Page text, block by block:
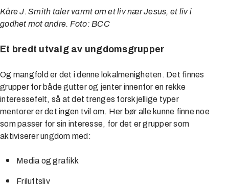
Kåre J. Smith taler varmt om et liv nær Jesus, et liv i
godhet mot andre. Foto: BCC
Et bredt utvalg av ungdomsgrupper
Og mangfold er det i denne lokalmenigheten. Det finnes
grupper for både gutter og jenter innenfor en rekke
interessefelt, så at det trenges forskjellige typer
mentorer er det ingen tvil om. Her bør alle kunne finne noe
som passer for sin interesse, for det er grupper som
aktiviserer ungdom med:
Media og grafikk
Friluftsliv